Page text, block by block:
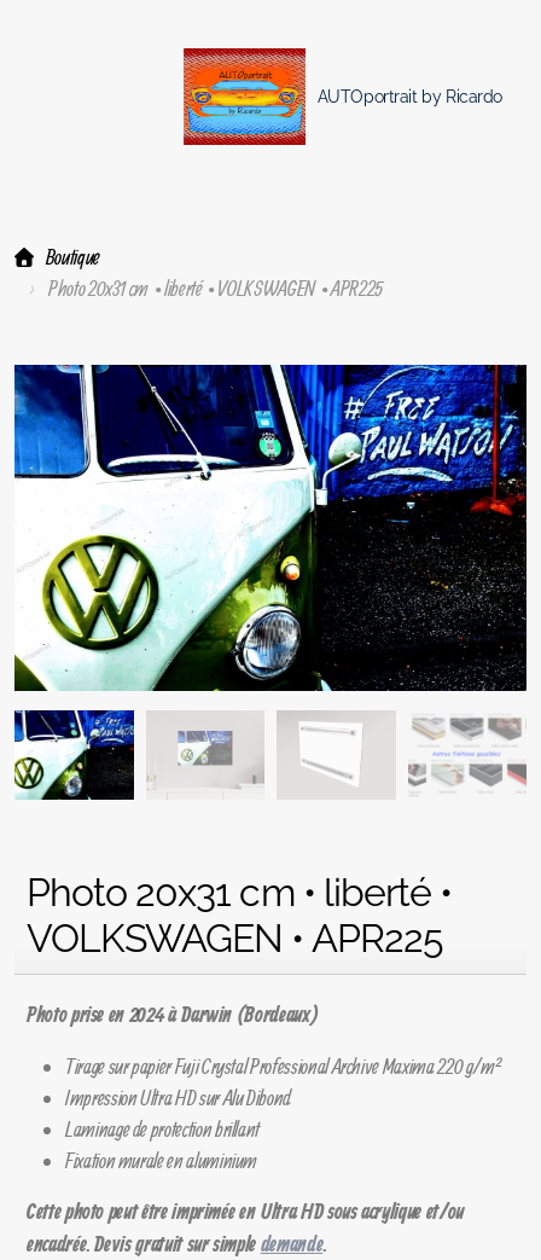
AUTOportrait by Ricardo
Boutique
Photo 20x31 cm • liberté • VOLKSWAGEN • APR225
Photo 20x31 cm • liberté •
VOLKSWAGEN • APR225
Photo prise en 2024 à Darwin (Bordeaux)
Tirage sur papier Fuji Crystal Professional Archive Maxima 220 g/m²
Impression Ultra HD sur Alu Dibond
Laminage de protection brillant
Fixation murale en aluminium
Cette photo peut être imprimée en Ultra HD sous acrylique et/ou
encadrée. Devis gratuit sur simpledemande.